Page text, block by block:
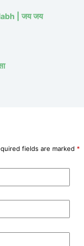
| जय जय
fields are marked *